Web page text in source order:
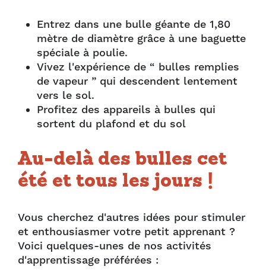
Entrez dans une bulle géante de 1,80
mètre de diamètre grâce à une baguette
spéciale à poulie.
Vivez l'expérience de “ bulles remplies
de vapeur ” qui descendent lentement
vers le sol.
Profitez des appareils à bulles qui
sortent du plafond et du sol
Au-delà des bulles cet
été et tous les jours !
Vous cherchez d'autres idées pour stimuler
et enthousiasmer votre petit apprenant ?
Voici quelques-unes de nos activités
d'apprentissage préférées :